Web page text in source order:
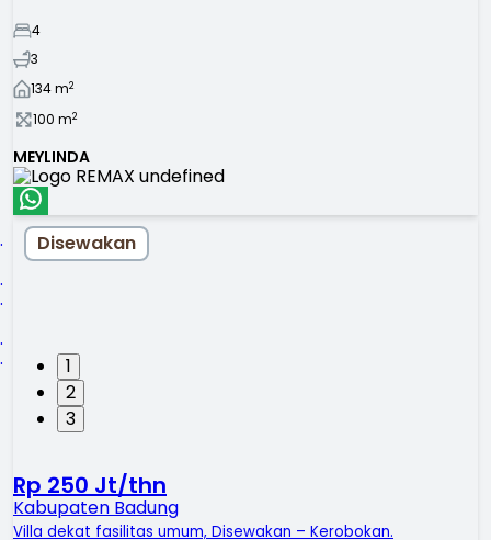
4
3
134m2
100 m2
MEYLINDA
1
2
3
Disewakan
Rp 250 Jt/thn
Kabupaten Badung
Villa dekat fasilitas umum, Disewakan – Kerobokan.